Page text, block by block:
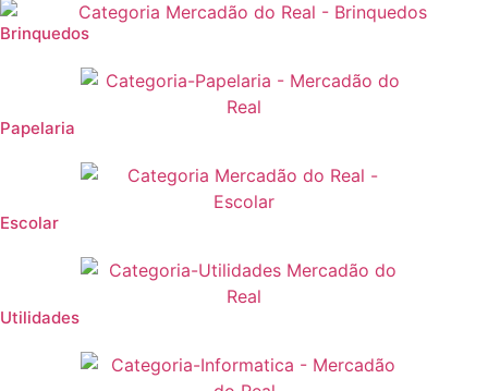
Brinquedos
Papelaria
Escolar
Utilidades